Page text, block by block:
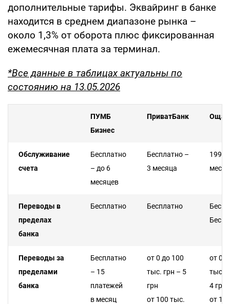
дополнительные тарифы. Эквайринг в банке
находится в среднем диапазоне рынка –
около 1,3% от оборота плюс фиксированная
ежемесячная плата за терминал.
*Все данные в таблицах актуальны по
состоянию на 13.05.2026
ПУМБ
Бизнес
ПриватБанк
Обслуживание
счета
Бесплатно
– до 6
месяцев
Бесплатно –
3 месяца
199
месяц
Переводы в
пределах
банка
Бесплатно Бесплатно
Переводы за
пределами
банка
Бесплатно
– 15
платежей
в месяц
от 0 до 100
тыс. грн – 5
грн
от 100 тыс.
от 0
тыс.
4 грн
от